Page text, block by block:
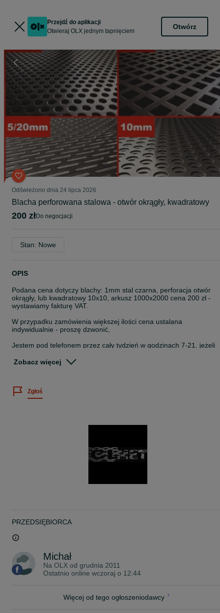
Przejdź do aplikacji
Otwieraj OLX jednym tapnięciem
Otwórz
Odświeżono dnia 24 lipca 2026
Blacha perforowana stalowa - otwór okrągły, kwadratowy
200 zł do negocjacji
Stan: Nowe
OPIS
Podana cena dotyczy blachy: 1mm stal czarna, perforacja otwór
okrągły, lub kwadratowy 10x10, arkusz 1000x2000 cena 200 zł -
wystawiamy fakturę VAT.
W przypadku zamówienia większej ilości cena ustalana
indywidualnie - proszę dzwonić,
Jestem pod telefonem przez cały tydzień w godzinach 7-21, jeżeli
Na miejscu posiadamy różne rodzaje blach perforowanych m.in:
-otwory kwadratowe 10 mm i okrągłe 3, 5, 10 mm, podłużne,
-grubość 1mm, 1,5mm, 2mm
Jeżeli szukasz innej blachy - zadzwoń, zapytaj, na pewno coś
Zobacz więcej
Zgłoś
PRZEDSIĘBIORCA
Michał
Na OLX od grudnia 2011
Ostatnio online wczoraj o 12:44
Więcej od tego ogłoszeniodawcy